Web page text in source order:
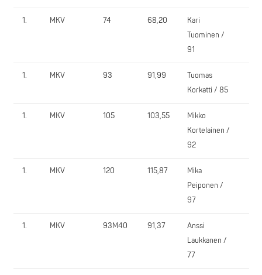
1. MKV 74 68,20
Kari
Tuominen /
91
1. MKV 93 91,99
Tuomas
Korkatti / 85
1. MKV 105 103,55
Mikko
Kortelainen /
92
1. MKV 120 115,87
Mika
Peiponen /
97
1. MKV 93M40 91,37
Anssi
Laukkanen /
77